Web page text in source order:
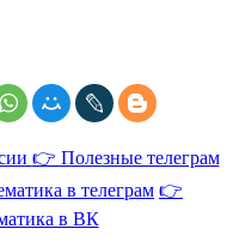
👉 Полезные телеграм
в телеграм 👉
в ВК